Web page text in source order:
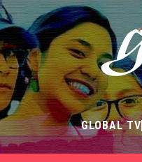
GLOBAL TV